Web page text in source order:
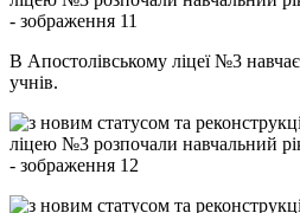
В Апостолівському ліцеї №3
учнів.